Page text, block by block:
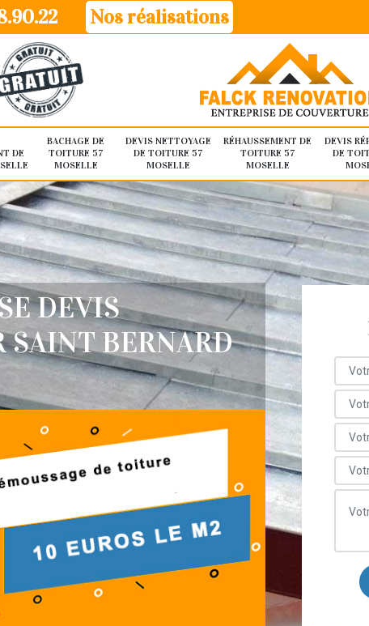
Nos réalisations
DE
BACHAGE DE
TOITURE 57
MOSELLE
DEVIS NETTOYAGE
DE TOITURE 57
MOSELLE
RÉHAUSSEMENT DE
TOITURE 57
MOSELLE
DEVIS
DE
DEVIS
SAINT BERNARD